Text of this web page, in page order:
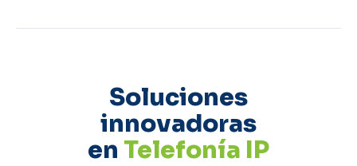
Soluciones
innovadoras
en Telefonía IP